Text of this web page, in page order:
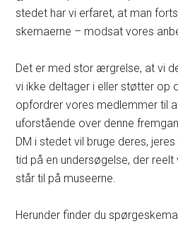
stedet har vi erfaret, at man
skemaerne – modsat vores
Det er med stor ærgrelse, at vi
vi ikke deltager i eller støtter op
opfordrer vores medlemmer til
uforstående over denne
DM i stedet vil bruge deres,
tid på en undersøgelse, der reelt
står til på museerne.
Herunder finder du